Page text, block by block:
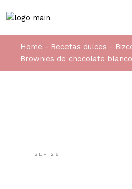
Home Recetas dulces
Brownies de chocolate blanco
SEP 26